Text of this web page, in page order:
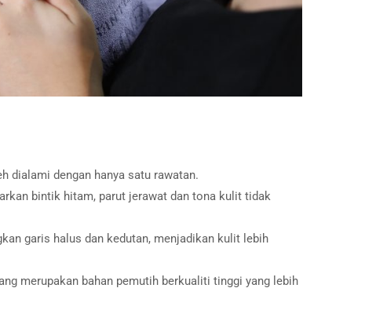
dialami dengan hanya satu rawatan.
bintik hitam, parut jerawat dan tona kulit tidak
garis halus dan kedutan, menjadikan kulit lebih
merupakan bahan pemutih berkualiti tinggi yang lebih